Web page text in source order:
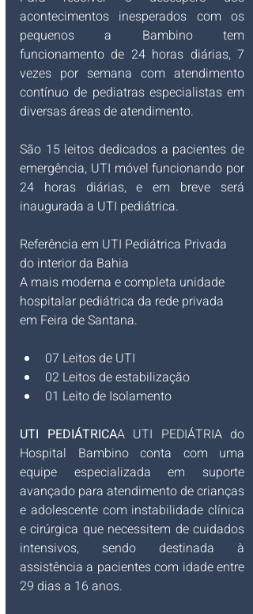
acontecimentos inesperados com os
pequenos a Bambino tem
funcionamento de 24 horas diárias, 7
vezes por semana com atendimento
contínuo de pediatras especialistas em
diversas áreas de atendimento.
São 15 leitos dedicados a pacientes de
emergência, UTI móvel funcionando por
24 horas diárias, e em breve será
inaugurada a UTI pediátrica.
Referência em UTI Pediátrica Privada
do interior da Bahia
A mais moderna e completa unidade
hospitalar pediátrica da rede privada
em Feira de Santana.
07 Leitos de UTI
02 Leitos de estabilização
01 Leito de Isolamento
UTI PEDIÁTRICAA UTI PEDIÁTRIA do
Hospital Bambino conta com uma
equipe especializada em suporte
avançado para atendimento de crianças
e adolescente com instabilidade clínica
e cirúrgica que necessitem de cuidados
intensivos, sendo destinada à
assistência a pacientes com idade entre
29 dias a 16 anos.